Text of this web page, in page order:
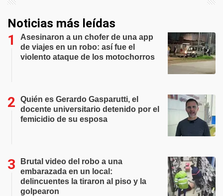
Noticias más leídas
Asesinaron a un chofer de una app
de viajes en un robo: así fue el
violento ataque de los motochorros
Quién es Gerardo Gasparutti, el
docente universitario detenido por el
femicidio de su esposa
Brutal video del robo a una
embarazada en un local:
delincuentes la tiraron al piso y la
golpearon